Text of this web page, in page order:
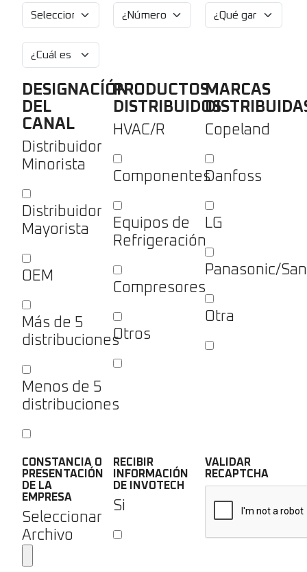
DESIGNACÍÓN
DEL
CANAL
Distribuidor
Minorista
Distribuidor
Mayorista
OEM
Más de 5
distribuciones
Menos de 5
distribuciones
PRODUCTOS
DISTRIBUIDOS
HVAC/R
Componentes
Equipos de
Refrigeración
Compresores
Otros
MARCAS
Copeland
Danfoss
LG
Panasonic/
Otra
CONSTANCIA O
PRESENTACIÓN
DE LA
EMPRESA
Seleccionar
Archivo
RECIBIR
INFORMACIÓN
DE INVOTECH
Si
VALIDAR
RECAPTCHA